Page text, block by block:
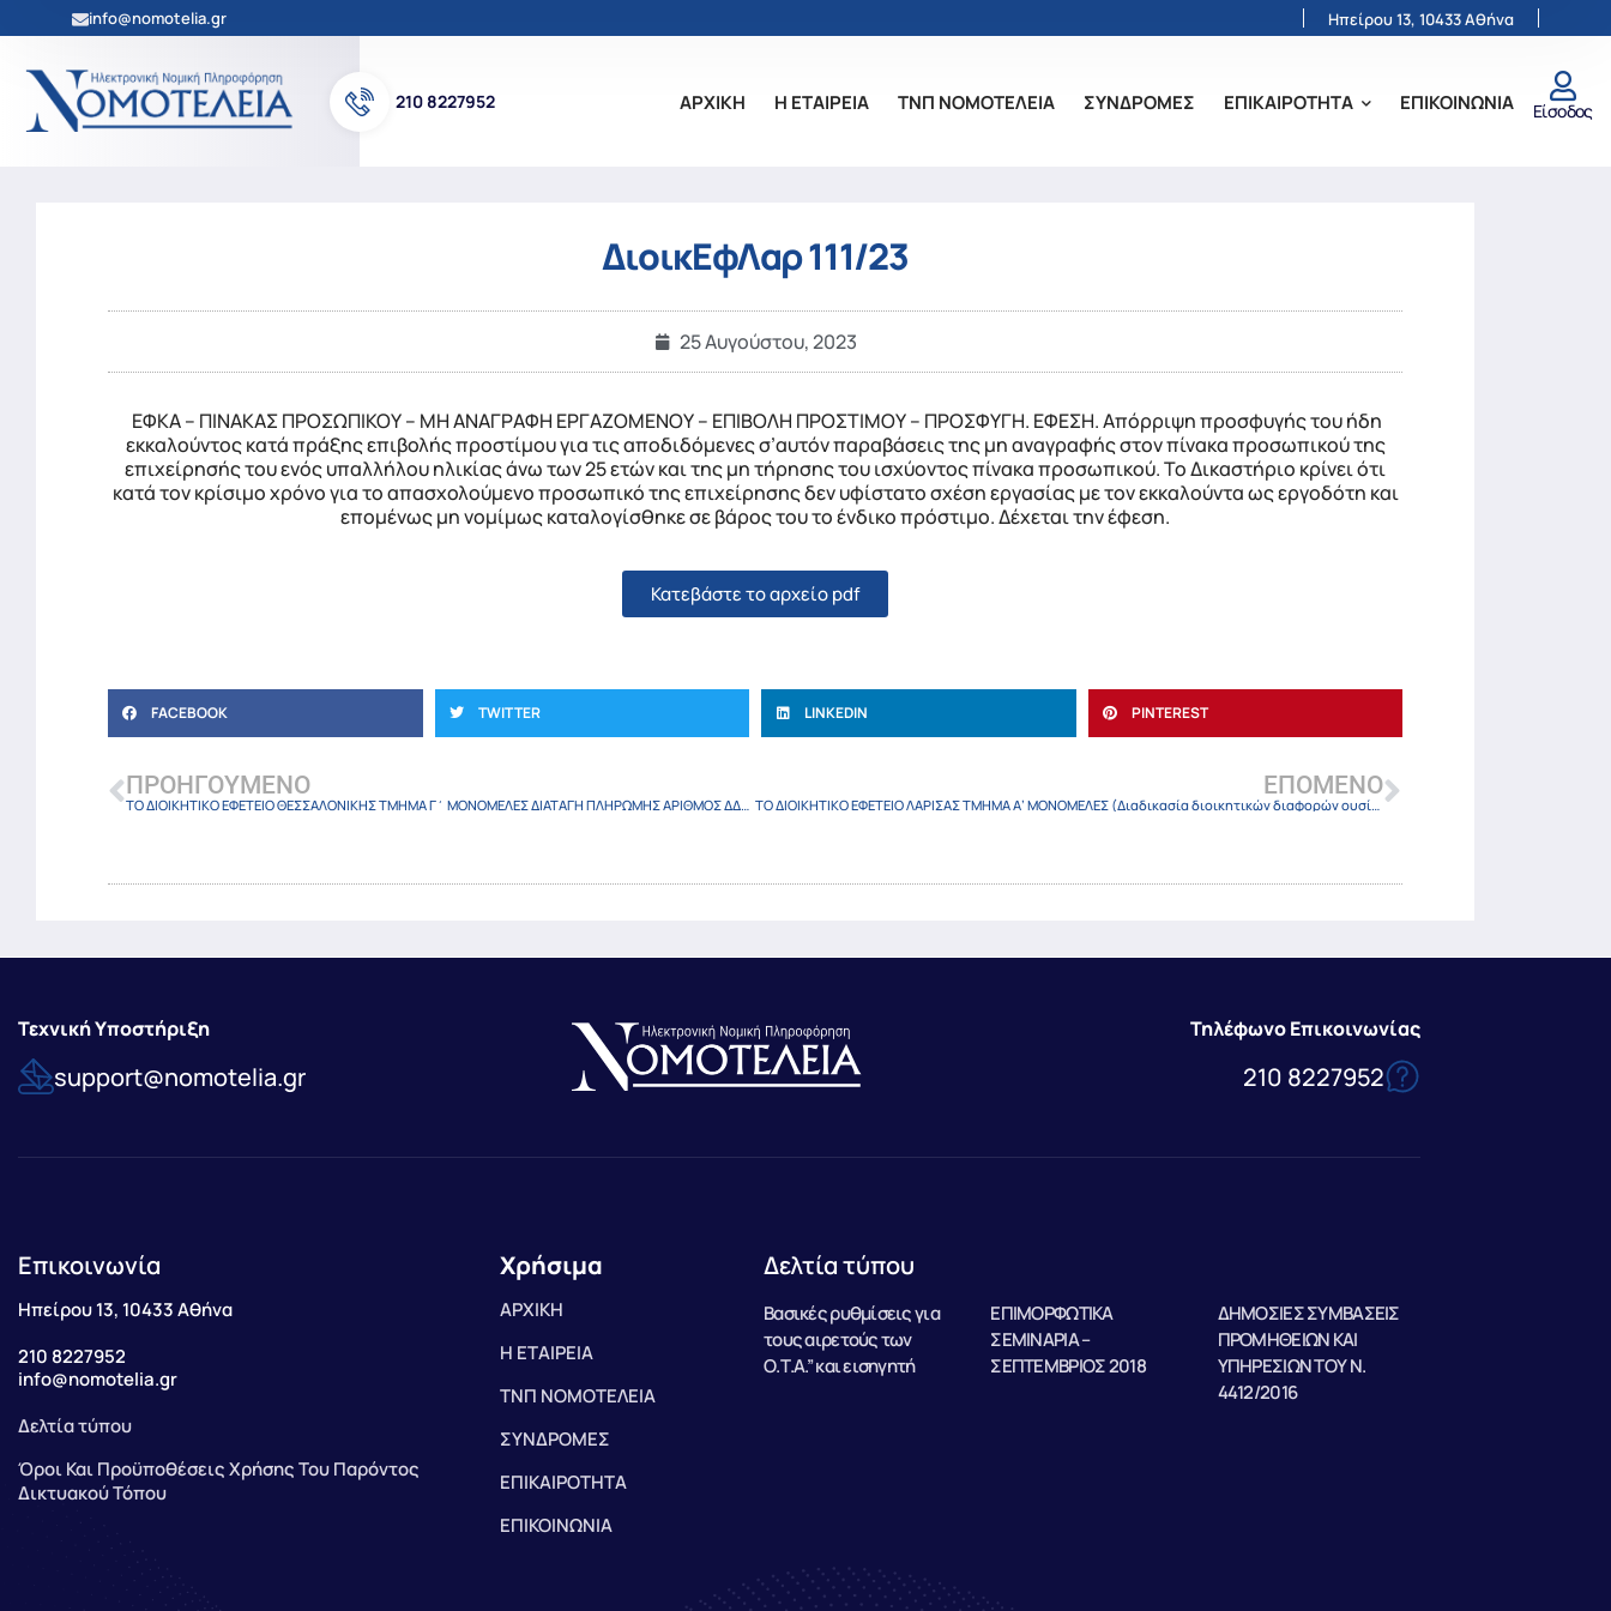
info@nomotelia.gr Ηπείρου 13, 10433 Αθήνα
210 8227952 ΑΡΧΙΚΗ Η ΕΤΑΙΡΕΙΑ ΤΝΠ ΝΟΜΟΤΕΛΕΙΑ ΣΥΝΔΡΟΜΕΣ ΕΠΙΚΑΙΡΟΤΗΤΑ ΕΠΙΚΟΙΝΩΝΙΑ Είσοδος
ΔιοικΕφΛαρ 111/23
25 Αυγούστου, 2023
ΕΦΚΑ – ΠΙΝΑΚΑΣ ΠΡΟΣΩΠΙΚΟΥ – ΜΗ ΑΝΑΓΡΑΦΗ ΕΡΓΑΖΟΜΕΝΟΥ – ΕΠΙΒΟΛΗ ΠΡΟΣΤΙΜΟΥ – ΠΡΟΣΦΥΓΗ. ΕΦΕΣΗ. Απόρριψη προσφυγής του ήδη
εκκαλούντος κατά πράξης επιβολής προστίμου για τις αποδιδόμενες σ’αυτόν παραβάσεις της μη αναγραφής στον πίνακα προσωπικού της
επιχείρησής του ενός υπαλλήλου ηλικίας άνω των 25 ετών και της μη τήρησης του ισχύοντος πίνακα προσωπικού. Το Δικαστήριο κρίνει ότι
κατά τον κρίσιμο χρόνο για το απασχολούμενο προσωπικό της επιχείρησης δεν υφίστατο σχέση εργασίας με τον εκκαλούντα ως εργοδότη και
επομένως μη νομίμως καταλογίσθηκε σε βάρος του το ένδικο πρόστιμο. Δέχεται την έφεση.
Κατεβάστε το αρχείο pdf
FACEBOOK TWITTER LINKEDIN PINTEREST
ΠΡΟΗΓΟΎΜΕΝΟ
ΤΟ ΔΙΟΙΚΗΤΙΚΟ ΕΦΕΤΕΙΟ ΘΕΣΣΑΛΟΝΙΚΗΣ ΤΜΗΜΑ Γ΄ ΜΟΝΟΜΕΛΕΣ ΔΙΑΤΑΓΗ ΠΛΗΡΩΜΗΣ ΑΡΙΘΜΟΣ ΔΔΠ 632/2023
ΕΠΌΜΕΝΟ
ΤΟ ΔΙΟΙΚΗΤΙΚΟ ΕΦΕΤΕΙΟ ΛΑΡΙΣΑΣ ΤΜΗΜΑ Α’ ΜΟΝΟΜΕΛΕΣ (Διαδικασία διοικητικών διαφορών ουσίας) ΑΡΙΘΜΟΣ ΑO111/2023
Τεχνική Υποστήριξη
support@nomotelia.gr
Τηλέφωνο Επικοινωνίας
210 8227952
Επικοινωνία
Ηπείρου 13, 10433 Αθήνα
210 8227952
info@nomotelia.gr
Δελτία τύπου
Όροι Και Προϋποθέσεις Χρήσης Του Παρόντος
Δικτυακού Τόπου
Χρήσιμα
ΑΡΧΙΚΗ
Η ΕΤΑΙΡΕΙΑ
ΤΝΠ ΝΟΜΟΤΕΛΕΙΑ
ΣΥΝΔΡΟΜΕΣ
ΕΠΙΚΑΙΡΟΤΗΤΑ
ΕΠΙΚΟΙΝΩΝΙΑ
Δελτία τύπου
Βασικές ρυθμίσεις για
τους αιρετούς των
Ο.Τ.Α.” και εισηγητή
ΕΠΙΜΟΡΦΩΤΙΚΑ
ΣΕΜΙΝΑΡΙΑ –
ΣΕΠΤΕΜΒΡΙΟΣ 2018
ΔΗΜΟΣΙΕΣ ΣΥΜΒΑΣΕΙΣ
ΠΡΟΜΗΘΕΙΩΝ ΚΑΙ
ΥΠΗΡΕΣΙΩΝ ΤΟΥ Ν.
4412/2016